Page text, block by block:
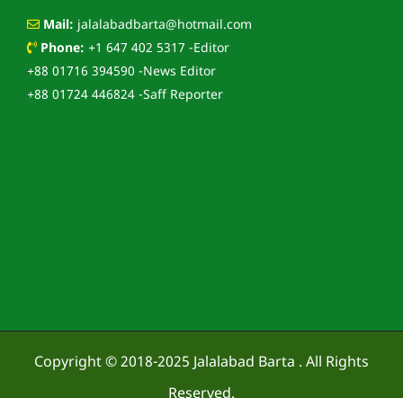
Mail: jalalabadbarta@hotmail.com
Phone: +1 647 402 5317 -Editor
+88 01716 394590 -News Editor
+88 01724 446824 -Saff Reporter
Copyright © 2018-2025Jalalabad Barta . All Rights